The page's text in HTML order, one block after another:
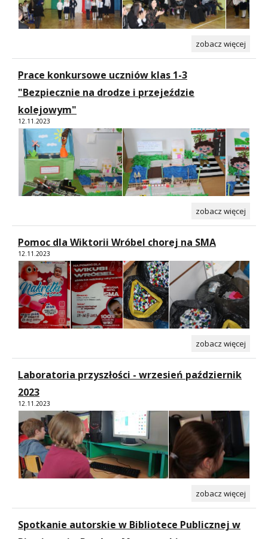
zobacz więcej
Prace konkursowe uczniów klas 1-3
"Bezpiecznie na drodze i przejeździe
kolejowym"
12.11.2023
zobacz więcej
Pomoc dla Wiktorii Wróbel chorej na SMA
12.11.2023
zobacz więcej
Laboratoria przyszłości - wrzesień październik
2023
12.11.2023
zobacz więcej
Spotkanie autorskie w Bibliotece Publicznej w